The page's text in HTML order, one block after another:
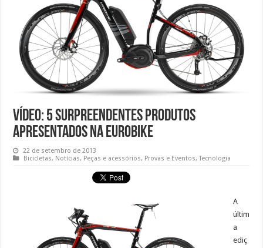
Vídeo: 5 surpreendentes produtos
apresentados na Eurobike
22 de setembro de 2013
Bicicletas, Notícias, Peças e acessórios, Provas e Eventos,Tecnologia
A
últim
a
ediç